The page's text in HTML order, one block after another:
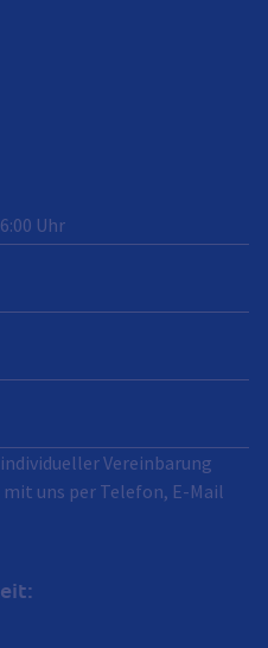
Uhr
Vereinbarung
uns per Telefon, E-Mail